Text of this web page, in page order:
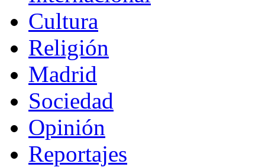
Cultura
Religión
Madrid
Sociedad
Opinión
Reportajes